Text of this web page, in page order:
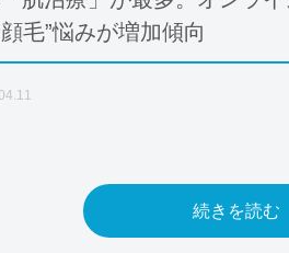
毛”悩みが増加傾向
続きを読む